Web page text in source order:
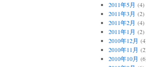
2011年5月 (4)
2011年3月 (2)
2011年2月 (4)
2011年1月 (2)
2010年12月
2010年11月
2010年10月